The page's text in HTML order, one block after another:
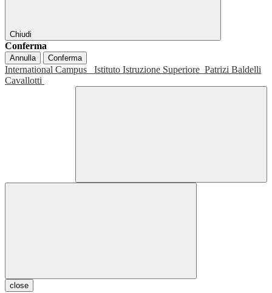
Chiudi
Conferma
Annulla Conferma
International Campus Istituto Istruzione Superiore Patrizi Baldelli
Cavallotti
close